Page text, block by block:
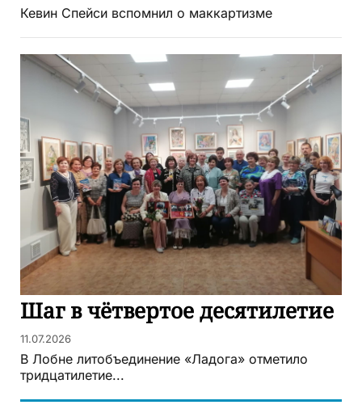
Кевин Спейси вспомнил о маккартизме
Шаг в чётвертое десятилетие
11.07.2026
В Лобне литобъединение «Ладога» отметило
тридцатилетие...